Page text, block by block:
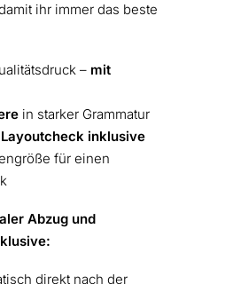
ihr immer das beste
– mit
in starker Grammatur
Layoutcheck inklusive
für einen
Abzug und
direkt nach der